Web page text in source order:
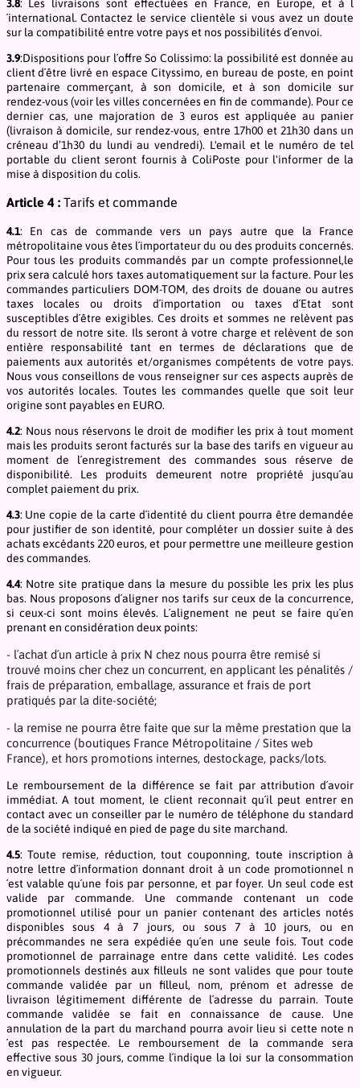
3.8: Les livraisons sont effectuées en France, en Europe, et à l
´international. Contactez le service clientèle si vous avez un doute
sur la compatibilité entre votre pays et nos possibilités d´envoi.
3.9:Dispositions pour l´offre So Colissimo: la possibilité est donnée au
client d´être livré en espace Cityssimo, en bureau de poste, en point
partenaire commerçant, à son domicile, et à son domicile sur
rendez-vous (voir les villes concernées en fin de commande). Pour ce
dernier cas, une majoration de 3 euros est appliquée au panier
(livraison à domicile, sur rendez-vous, entre 17h00 et 21h30 dans un
créneau d’1h30 du lundi au vendredi). L'email et le numéro de tel
portable du client seront fournis à ColiPoste pour l'informer de la
mise à disposition du colis.
Article 4 :Tarifs et commande
4.1: En cas de commande vers un pays autre que la France
métropolitaine vous êtes l´importateur du ou des produits concernés.
Pour tous les produits commandés par un compte professionnel,le
prix sera calculé hors taxes automatiquement sur la facture. Pour les
commandes particuliers DOM-TOM, des droits de douane ou autres
taxes locales ou droits d´importation ou taxes d´Etat sont
susceptibles d´être exigibles. Ces droits et sommes ne relèvent pas
du ressort de notre site. Ils seront à votre charge et relèvent de son
entière responsabilité tant en termes de déclarations que de
paiements aux autorités et/organismes compétents de votre pays.
Nous vous conseillons de vous renseigner sur ces aspects auprès de
vos autorités locales. Toutes les commandes quelle que soit leur
origine sont payables en EURO.
4.2: Nous nous réservons le droit de modifier les prix à tout moment
mais les produits seront facturés sur la base des tarifs en vigueur au
moment de l´enregistrement des commandes sous réserve de
disponibilité. Les produits demeurent notre propriété jusqu´au
complet paiement du prix.
4.3: Une copie de la carte d´identité du client pourra être demandée
pour justifier de son identité, pour compléter un dossier suite à des
achats excédants 220 euros, et pour permettre une meilleure gestion
des commandes.
4.4: Notre site pratique dans la mesure du possible les prix les plus
bas. Nous proposons d´aligner nos tarifs sur ceux de la concurrence,
si ceux-ci sont moins élevés. L´alignement ne peut se faire qu´en
prenant en considération deux points:
- l´achat d´un article à prix N chez nous pourra être remisé si
trouvé moins cher chez un concurrent, en applicant les pénalités /
frais de préparation, emballage, assurance et frais de port
pratiqués par la dite-société;
- la remise ne pourra être faite que sur la même prestation que la
concurrence (boutiques France Métropolitaine / Sites web
France), et hors promotions internes, destockage, packs/lots.
Le remboursement de la différence se fait par attribution d´avoir
immédiat. A tout moment, le client reconnait qu´il peut entrer en
contact avec un conseiller par le numéro de téléphone du standard
de la société indiqué en pied de page du site marchand.
4.5: Toute remise, réduction, tout couponning, toute inscription à
notre lettre d´information donnant droit à un code promotionnel n
´est valable qu´une fois par personne, et par foyer. Un seul code est
valide par commande. Une commande contenant un code
promotionnel utilisé pour un panier contenant des articles notés
disponibles sous 4 à 7 jours, ou sous 7 à 10 jours, ou en
précommandes ne sera expédiée qu´en une seule fois. Tout code
promotionnel de parrainage entre dans cette validité. Les codes
promotionnels destinés aux filleuls ne sont valides que pour toute
commande validée par un filleul, nom, prénom et adresse de
livraison légitimement différente de l´adresse du parrain. Toute
commande validée se fait en connaissance de cause. Une
annulation de la part du marchand pourra avoir lieu si cette note n
´est pas respectée. Le remboursement de la commande sera
effective sous 30 jours, comme l´indique la loi sur la consommation
en vigueur.